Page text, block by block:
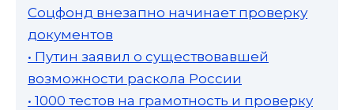
Соцфонд внезапно начинает проверку
документов
• Путин заявил о существовавшей
возможности раскола России
• 1000 тестов на грамотность и проверку